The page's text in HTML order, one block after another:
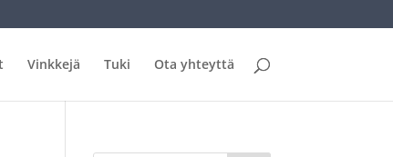
Vinkkejä Tuki Ota yhteyttä